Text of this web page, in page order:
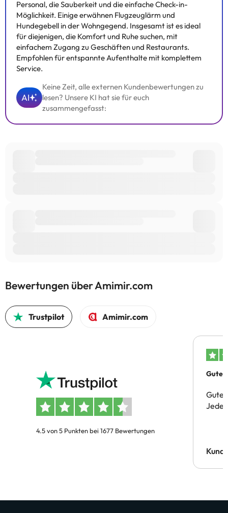
Personal, die Sauberkeit und die einfache Check-in-
Möglichkeit. Einige erwähnen Flugzeuglärm und
Hundegebell in der Wohngegend. Insgesamt ist es ideal
für diejenigen, die Komfort und Ruhe suchen, mit
einfachem Zugang zu Geschäften und Restaurants.
Empfohlen für entspannte Aufenthalte mit komplettem
Service.
AI
Keine Zeit, alle externen Kundenbewertungen zu
lesen? Unsere KI hat sie für euch
zusammengefasst:
Bewertungen über Amimir.com
Trustpilot Amimir.com
4.5 von 5 Punkten bei 1677 Bewertungen
Gutes
Gute